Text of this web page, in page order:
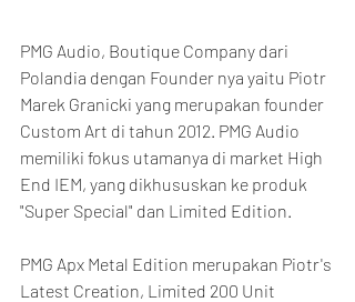
PMG Audio, Boutique Company dari
Polandia dengan Founder nya yaitu Piotr
Marek Granicki yang merupakan founder
Custom Art di tahun 2012. PMG Audio
memiliki fokus utamanya di market High
End IEM, yang dikhususkan ke produk
"Super Special" dan Limited Edition.
PMG Apx Metal Edition merupakan Piotr's
Latest Creation, Limited 200 Unit